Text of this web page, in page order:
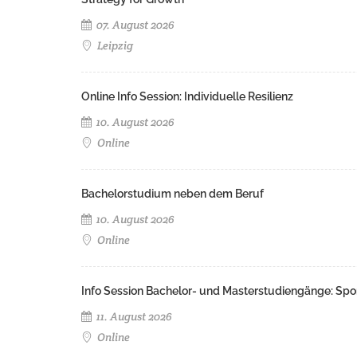
07. August 2026
Leipzig
Online Info Session: Individuelle Resilienz
10. August 2026
Online
Bachelorstudium neben dem Beruf
10. August 2026
Online
Info Session Bachelor- und Masterstudiengänge:
11. August 2026
Online